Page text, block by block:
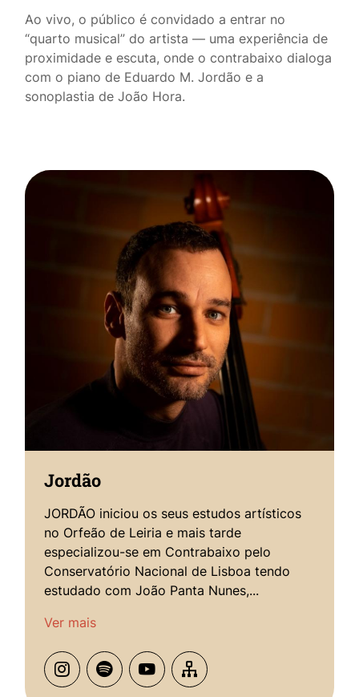
Ao vivo, o público é convidado a entrar no
“quarto musical” do artista — uma experiência de
proximidade e escuta, onde o contrabaixo dialoga
com o piano de Eduardo M. Jordão e a
sonoplastia de João Hora.
Jordão
JORDÃO iniciou os seus estudos artísticos
no Orfeão de Leiria e mais tarde
especializou-se em Contrabaixo pelo
Conservatório Nacional de Lisboa tendo
estudado com João Panta Nunes,...
Ver mais